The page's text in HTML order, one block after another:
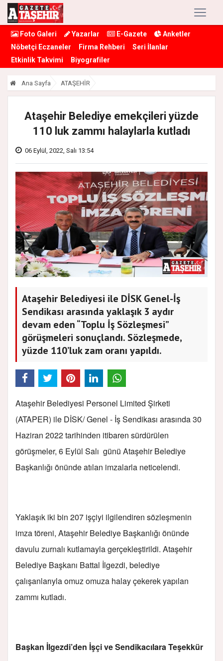
Foto Galeri Yazarlar E-Gazete
Anketler
Nöbetçi Eczaneler
Firma Rehberi
Seri İlanlar
Etkinlik Takvimi
Biyografiler
Ana Sayfa ATAŞEHİR
Ataşehir Belediye emekçileri yüzde
110 luk zammı halaylarla kutladı
06 Eylül, 2022, Salı 13:54
Ataşehir Belediyesi ile DİSK Genel-İş
Sendikası arasında yaklaşık 3 aydır
devam eden “Toplu İş Sözleşmesi”
görüşmeleri sonuçlandı. Sözleşmede,
yüzde 110’luk zam oranı yapıldı.
Ataşehir Belediyesi Personel Limited Şirketi
(ATAPER) ile DİSK/ Genel - İş Sendikası arasında 30
Haziran 2022 tarihinden itibaren sürdürülen
görüşmeler, 6 Eylül Salı günü Ataşehir Belediye
Başkanlığı önünde atılan imzalarla neticelendi.
Yaklaşık iki bin 207 işçiyi ilgilendiren sözleşmenin
imza töreni, Ataşehir Belediye Başkanlığı önünde
davulu zurnalı kutlamayla gerçekleştirildi. Ataşehir
Belediye Başkanı Battal İlgezdi, belediye
çalışanlarıyla omuz omuza halay çekerek yapılan
zammı kutladı.
Başkan İlgezdi’den İşçi ve Sendikacılara Teşekkür